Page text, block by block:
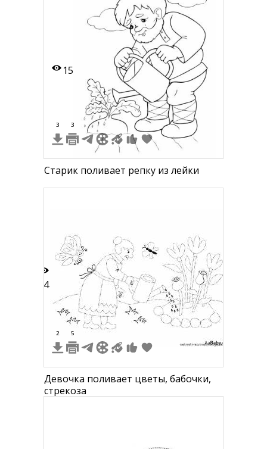
15
3 3
Старик поливает репку из лейки
14
2 5
Девочка поливает цветы, бабочки,
стрекоза